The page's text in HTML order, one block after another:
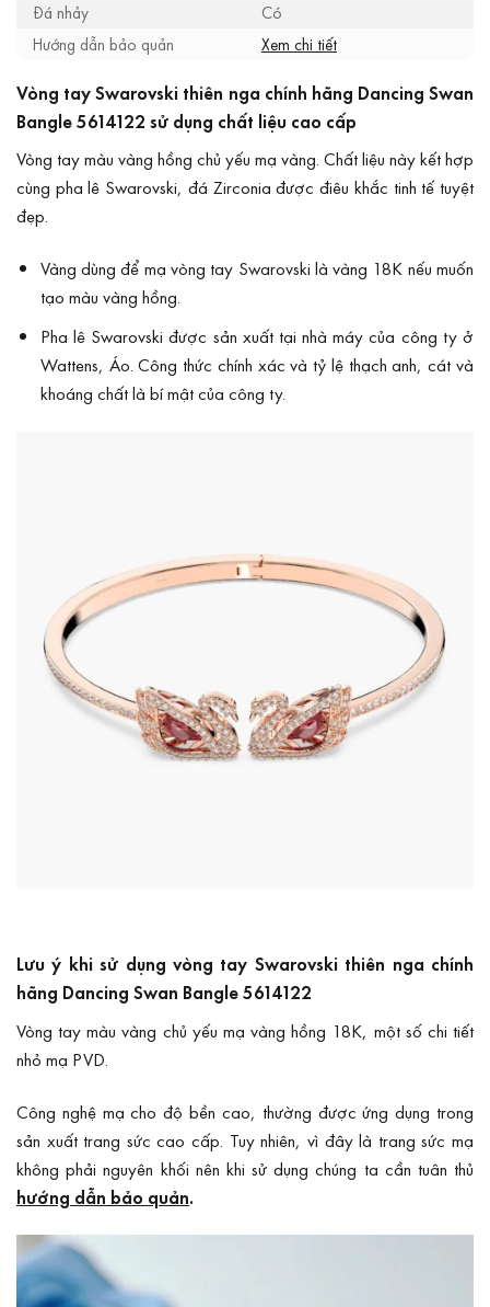
Đá nhảy
Có
Hướng dẫn bảo quản
Xem chi tiết
Vòng tay Swarovski thiên nga chính hãng Dancing Swan
Bangle 5614122 sử dụng chất liệu cao cấp
Vòng tay màu vàng hồng chủ yếu mạ vàng. Chất liệu này kết hợp
cùng pha lê Swarovski, đá Zirconia được điêu khắc tinh tế tuyệt
đẹp.
Vàng dùng để mạ vòng tay Swarovski là vàng 18K nếu muốn
tạo màu vàng hồng.
Pha lê Swarovski được sản xuất tại nhà máy của công ty ở
Wattens, Áo. Công thức chính xác và tỷ lệ thạch anh, cát và
khoáng chất là bí mật của công ty.
Lưu ý khi sử dụng vòng tay Swarovski thiên nga chính
hãng Dancing Swan Bangle 5614122
Vòng tay màu vàng chủ yếu mạ vàng hồng 18K, một số chi tiết
nhỏ mạ PVD.
Công nghệ mạ cho độ bền cao, thường được ứng dụng trong
sản xuất trang sức cao cấp. Tuy nhiên, vì đây là trang sức mạ
không phải nguyên khối nên khi sử dụng chúng ta cần tuân thủ
hướng dẫn bảo quản.